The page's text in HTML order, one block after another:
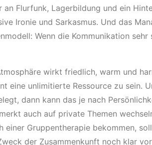
an Flurfunk, Lagerbildung und ein
Ironie und Sarkasmus. Und das
Wenn die Kommunikation
wirkt friedlich, warm und
eine unlimitierte Ressource zu sein.
dann kann das je nach
auch auf private Themen
einer Gruppentherapie bekommen,
der Zusammenkunft noch klar